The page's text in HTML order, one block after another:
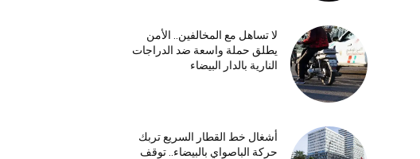
لا تساهل مع المخالفين.. الأمن
يطلق حملة واسعة ضد الدراجات
النارية بالدار البيضاء
أشغال خط القطار السريع تربك
حركة الباصواي بالبيضاء.. توقف